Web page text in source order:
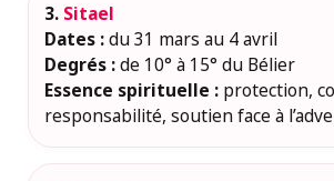
3. Sitael
Dates :du 31 mars au 4 avril
Degrés :de 10° à 15° du Bélier
Essence spirituelle : protection,
responsabilité, soutien face à